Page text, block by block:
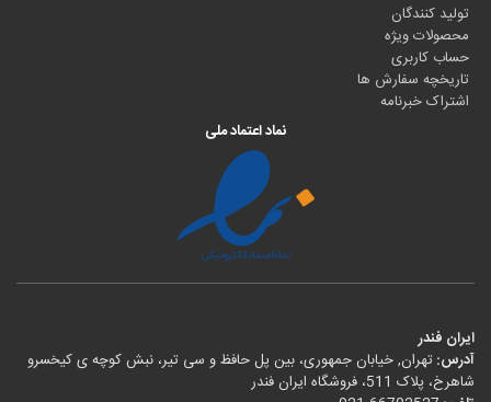
تولید کنندگان
محصولات ویژه
حساب کاربری
تاریخچه سفارش ها
اشتراک خبرنامه
نماد اعتماد ملی
ایران فندر
آدرس: تهران, خیابان جمهوری، بین پل حافظ و سی تیر، نبش کوچه ی کیخسرو
شاهرخ، پلاک 511، فروشگاه ایران فندر